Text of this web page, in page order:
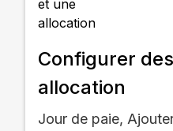
Configurer
allocation
Jour de paie,